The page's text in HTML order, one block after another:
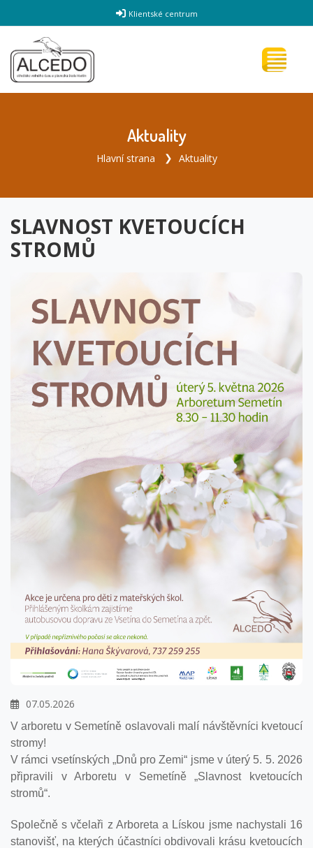
Klientské centrum
Aktuality
Hlavní strana Aktuality
SLAVNOST KVETOUCÍCH
STROMŮ
07.05.2026
V arboretu v Semetíně oslavovali malí návštěvníci kvetoucí
stromy!
V rámci vsetínských „Dnů pro Zemi“ jsme v úterý 5. 5. 2026
připravili v Arboretu v Semetíně „Slavnost kvetoucích
stromů“.
Společně s včelaři z Arboreta a Lískou jsme nachystali 16
stanovišť, na kterých účastníci obdivovali krásu kvetoucích